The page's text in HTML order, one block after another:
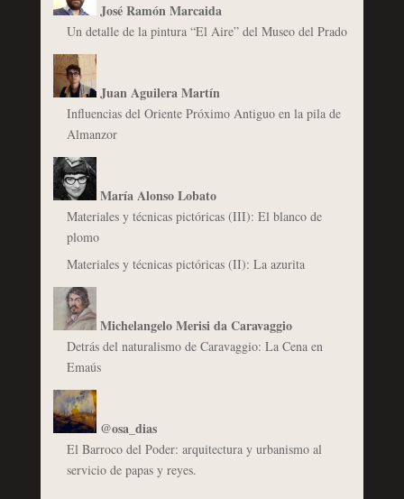
José Ramón Marcaida
Un detalle de la pintura “El Aire” del Museo del Prado
Juan Aguilera Martín
Influencias del Oriente Próximo Antiguo en la pila de
Almanzor
María Alonso Lobato
Materiales y técnicas pictóricas (III): El blanco de
plomo
Materiales y técnicas pictóricas (II): La azurita
Michelangelo Merisi da Caravaggio
Detrás del naturalismo de Caravaggio: La Cena en
Emaús
@osa_dias
El Barroco del Poder: arquitectura y urbanismo al
servicio de papas y reyes.